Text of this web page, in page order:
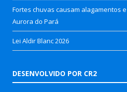
Fortes chuvas causam alagamentos
Aurora do Pará
Lei Aldir Blanc 2026
DESENVOLVIDO POR CR2